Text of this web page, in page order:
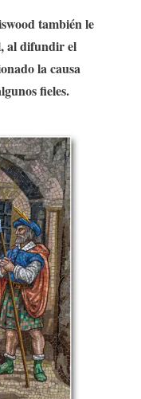
también le
al difundir el
la causa
fieles.